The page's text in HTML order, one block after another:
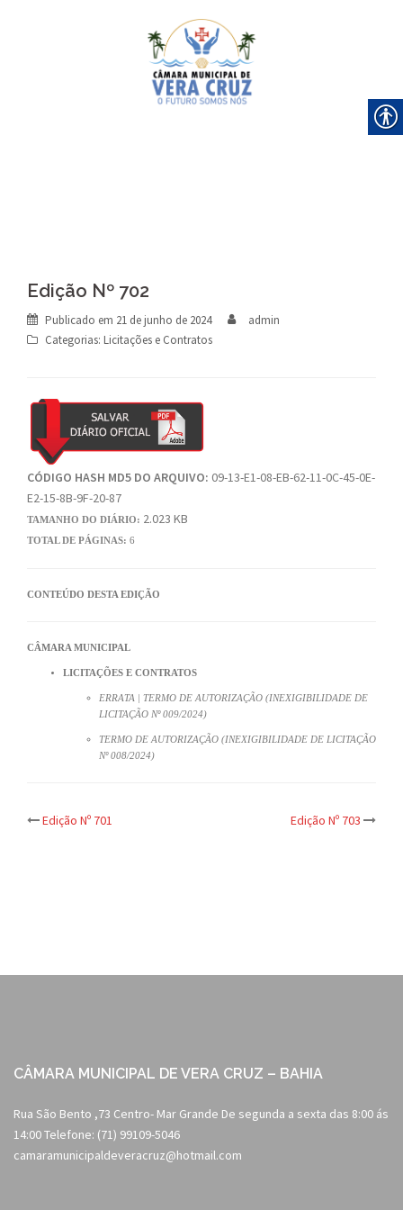
Edição Nº 702
Publicado em 21 de junho de 2024
admin
Categorias: Licitações e Contratos
CÓDIGO HASH MD5 DO ARQUIVO: 09-13-E1-08-EB-62-11-0C-45-0E-
E2-15-8B-9F-20-87
TAMANHO DO DIÁRIO: 2.023 KB
TOTAL DE PÁGINAS: 6
CONTEÚDO DESTA EDIÇÃO
CÂMARA MUNICIPAL
LICITAÇÕES E CONTRATOS
ERRATA | TERMO DE AUTORIZAÇÃO (INEXIGIBILIDADE DE
LICITAÇÃO Nº 009/2024)
TERMO DE AUTORIZAÇÃO (INEXIGIBILIDADE DE LICITAÇÃO
Nº 008/2024)
Post
Edição Nº 701 Edição Nº 703
CÂMARA MUNICIPAL DE VERA CRUZ – BAHIA
Rua São Bento ,73 Centro- Mar Grande De segunda a sexta das 8:00 ás
14:00 Telefone: (71) 99109-5046
camaramunicipaldeveracruz@hotmail.com